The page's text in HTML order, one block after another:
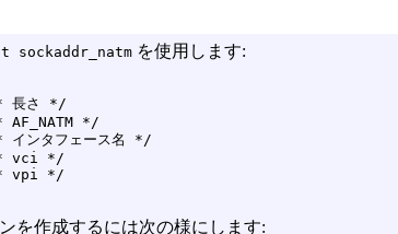
sockaddr_natm を使用します:
長さ */
AF_NATM */
ンタフェース名 */
vci */
vpi */
を作成するには次の様にします: